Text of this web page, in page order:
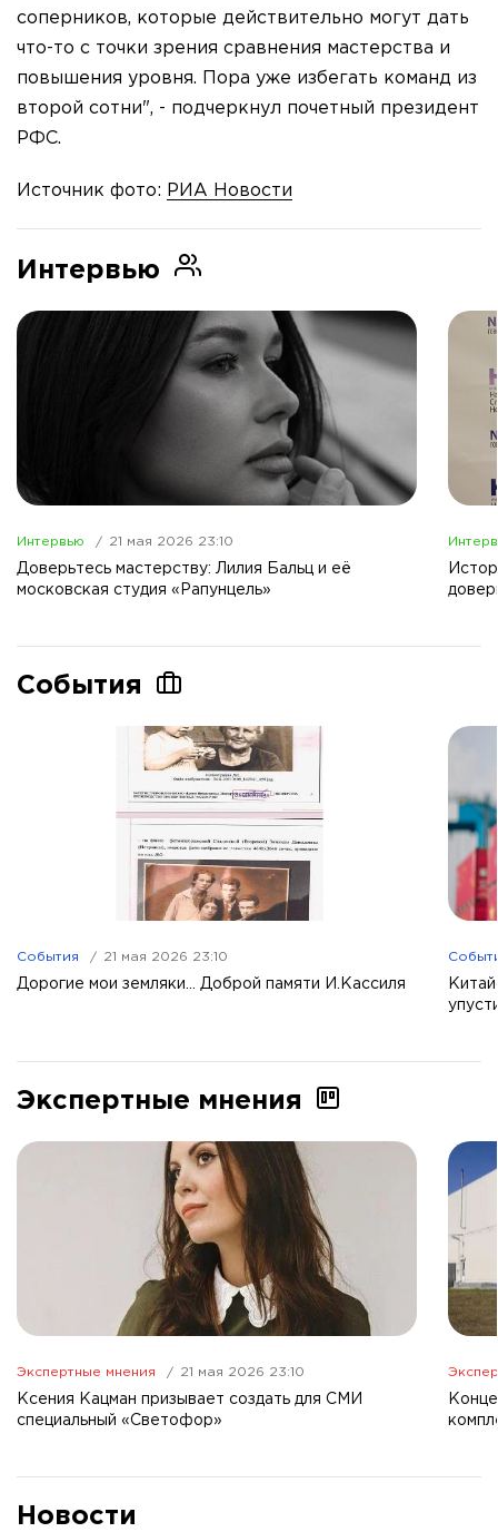
соперников, которые действительно могут дать
что-то с точки зрения сравнения мастерства и
повышения уровня. Пора уже избегать команд из
второй сотни", - подчеркнул почетный президент
РФС.
Источник фото: РИА Новости
Интервью
Интервью 21 мая 2026 23:10
Доверьтесь мастерству: Лилия Бальц и её
московская студия «Рапунцель»
События
События 21 мая 2026 23:10
Дорогие мои земляки... Доброй памяти И.Кассиля
Экспертные мнения
Экспертные мнения 21 мая 2026 23:10
Ксения Кацман призывает создать для СМИ
специальный «Светофор»
Новости